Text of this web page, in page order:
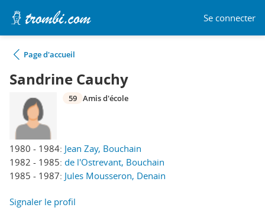
Se connecter
Page d'accueil
Sandrine Cauchy
1980 - 1984: Jean Zay, Bouchain
1982 - 1985: de l'Ostrevant, Bouchain
1985 - 1987: Jules Mousseron, Denain
59 Amis d'école
Signaler le profil